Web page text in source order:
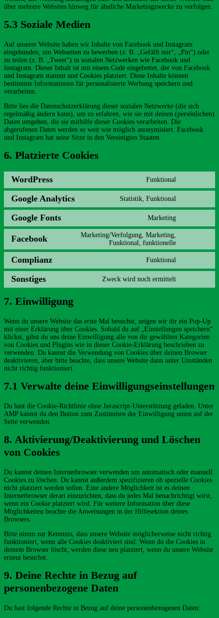
über mehrere Websites hinweg für ähnliche Marketingzwecke zu verfolgen.
5.3 Soziale Medien
Auf unserer Website haben wir Inhalte von Facebook und Instagram
eingebunden, um Webseiten zu bewerben (z. B. „Gefällt mir“, „Pin“) oder
zu teilen (z. B. „Tweet“) in sozialen Netzwerken wie Facebook und
Instagram. Dieser Inhalt ist mit einem Code eingebettet, der von Facebook
und Instagram stammt und Cookies platziert. Diese Inhalte können
bestimmte Informationen für personalisierte Werbung speichern und
verarbeiten.
Bitte lies die Datenschutzerklärung dieser sozialen Netzwerke (die sich
regelmäßig ändern kann), um zu erfahren, wie sie mit deinen (persönlichen)
Daten umgehen, die sie mithilfe dieser Cookies verarbeiten. Die
abgerufenen Daten werden so weit wie möglich anonymisiert. Facebook
und Instagram hat seine Sitze in den Vereinigten Staaten
6. Platzierte Cookies
WordPress Funktional
to
wordpress
Google Analytics Statistik, Funktional
to
google-
Google Fonts Marketing
to
fonts
Facebook
Marketing/Verfolgung, Marketing,
Funktional, funktionelle
to
Complianz Funktional
to
complianz
Sonstiges Zweck wird noch ermittelt
7. Einwilligung
Wenn du unsere Website das erste Mal besuchst, zeigen wir dir ein Pop-Up
mit einer Erklärung über Cookies. Sobald du auf „Einstellungen speichern“
klickst, gibst du uns deine Einwilligung alle von dir gewählten Kategorien
von Cookies und Plugins wie in dieser Cookie-Erklärung beschrieben zu
verwenden. Du kannst die Verwendung von Cookies über deinen Browser
deaktivieren, aber bitte beachte, dass unsere Website dann unter Umständen
nicht richtig funktioniert.
7.1 Verwalte deine Einwilligungseinstellungen
Du hast die Cookie-Richtlinie ohne Javascript-Unterstützung geladen. Unter
AMP kannst du den Button zum Zustimmen der Einwilligung unten auf der
Seite verwenden.
8. Aktivierung/Deaktivierung und Löschen
von Cookies
Du kannst deinen Internetbrowser verwenden um automatisch oder manuell
Cookies zu löschen. Du kannst außerdem spezifizieren ob spezielle Cookies
nicht platziert werden sollen. Eine andere Möglichkeit ist es deinen
Internetbrowser derart einzurichten, dass du jedes Mal benachrichtigt wirst,
wenn ein Cookie platziert wird. Für weitere Information über diese
Möglichkeiten beachte die Anweisungen in der Hilfesektion deines
Browsers.
Bitte nimm zur Kenntnis, dass unsere Website möglicherweise nicht richtig
funktioniert, wenn alle Cookies deaktiviert sind. Wenn du die Cookies in
deinem Browser löscht, werden diese neu platziert, wenn du unsere Website
erneut besuchst.
9. Deine Rechte in Bezug auf
personenbezogene Daten
Du hast folgende Rechte in Bezug auf deine personenbezogenen Daten: